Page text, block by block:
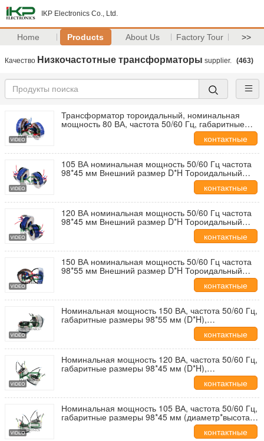
IKP Electronics Co., Ltd.
Home Products About Us Factory Tour >>
Качество Низкочастотные трансформаторы supplier. (463)
Трансформатор тороидальный, номинальная
мощность 80 ВА, частота 50/60 Гц, габаритные
размеры 98*45 мм (D*H), для системы контроля
контактные
данные
105 ВА номинальная мощность 50/60 Гц частота
98*45 мм Внешний размер D*H Тороидальный
трансформатор для системы управления дверью
контактные
данные
120 ВА номинальная мощность 50/60 Гц частота
98*45 мм Внешний размер D*H Тороидальный
трансформатор для системы управления дверью
контактные
данные
150 ВА номинальная мощность 50/60 Гц частота
98*55 мм Внешний размер D*H Тороидальный
трансформатор для системы управления дверью
контактные
данные
Номинальная мощность 150 ВА, частота 50/60 Гц,
габаритные размеры 98*55 мм (D*H),
тороидальный трансформатор для системы
управления дверями, UL/CE/RoHS/CQCконтактные
данные
Номинальная мощность 120 ВА, частота 50/60 Гц,
габаритные размеры 98*45 мм (D*H),
тороидальный трансформатор для системы
управления дверью, UL/CE/RoHS/CQCконтактные
данные
Номинальная мощность 105 ВА, частота 50/60 Гц,
габаритные размеры 98*45 мм (диаметр*высота),
тороидальный трансформатор для системы
контроля доступа, UL/CE/RoHS/CQC
контактные